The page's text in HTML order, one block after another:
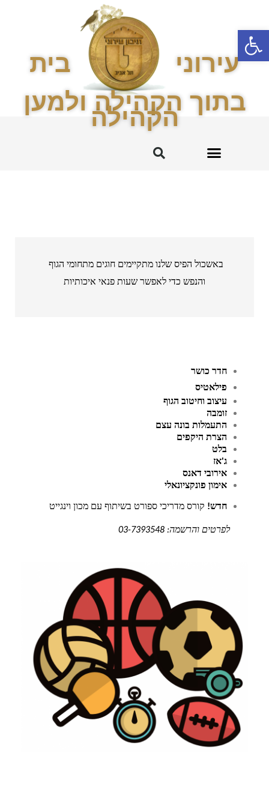
פתח סרגל נגישות
עירוני
בית
בתוך הקהילה ולמען
הקהילה
והנפש כדי לאפשר שעות פנאי איכותיות
חדר כושר
פילאטיס
עיצוב וחיטוב הגוף
זומבה
התעמלות בונה עצם
הצרת היקפים
בלט
ג'אז
אירובי דאנס
אימון פונקציונאלי
חדש! קורס מדריכי ספורט בשיתוף עם מכון וינגייט
לפרטים והרשמה: 03-7393548